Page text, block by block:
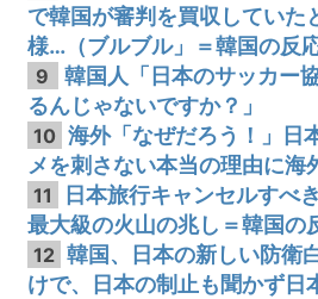
で韓国が審判を買収していた
様…（ブルブル」＝韓国の反
9
韓国人「日本のサッカー
るんじゃないですか？」
10 海外「なぜだろう！」日
メを刺さない本当の理由に海
11
日本旅行キャンセルすべ
最大級の火山の兆し＝韓国の
12 韓国、日本の新しい防衛
けで、日本の制止も聞かず日